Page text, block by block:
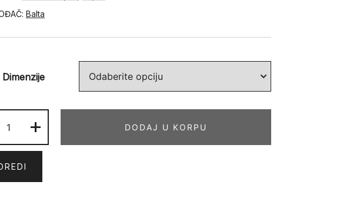
Balta
Dimenzije
54207-
070
količina
+ DODAJ U KORPU